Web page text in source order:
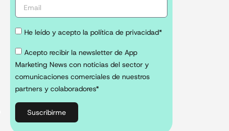
He leído y acepto la política de privacidad*
Acepto recibir la newsletter de App
Marketing News con noticias del sector y
comunicaciones comerciales de nuestros
partners y colaboradores*
Suscribirme